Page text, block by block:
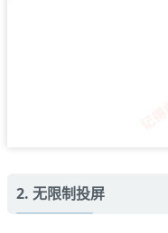
2. 无限制投屏